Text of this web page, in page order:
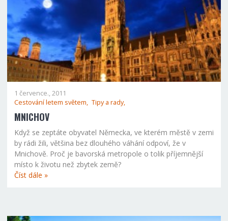
1 července., 2011
Cestování letem světem, Tipy a rady,
MNICHOV
Když se zeptáte obyvatel Německa, ve kterém městě v zemi
by rádi žili, většina bez dlouhého váhání odpoví, že v
Mnichově. Proč je bavorská metropole o tolik příjemnější
místo k životu než zbytek země?
Číst dále »